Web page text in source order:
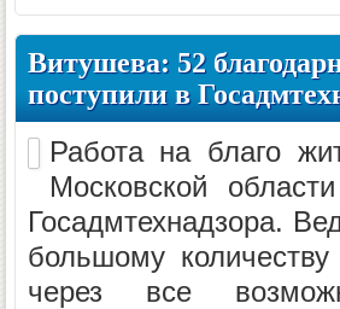
Витушева: 52
поступили в
Работа на благо
Московской
Госадмтехнадзора.
большому
через все